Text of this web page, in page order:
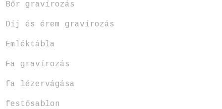
Bőr gravírozás
Díj és érem gravírozás
Emléktábla
Fa gravírozás
fa lézervágása
festősablon